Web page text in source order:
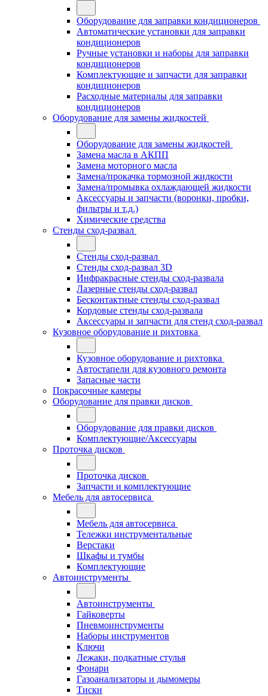
Оборудование для заправки кондиционеров
Автоматические установки для заправки
кондиционеров
Ручные установки и наборы для заправки
кондиционеров
Комплектующие и запчасти для заправки
кондиционеров
Расходные материалы для заправки
кондиционеров
Оборудование для замены жидкостей
Оборудование для замены жидкостей
Замена масла в АКПП
Замена моторного масла
Замена/прокачка тормозной жидкости
Замена/промывка охлаждающей жидкости
Аксессуары и запчасти (воронки, пробки,
фильтры и т.д.)
Химические средства
Стенды сход-развал
Стенды сход-развал
Стенды сход-развал 3D
Инфракрасные стенды сход-развала
Лазерные стенды сход-развал
Бесконтактные стенды сход-развал
Кордовые стенды сход-развала
Аксессуары и запчасти для стенд сход-развал
Кузовное оборудование и рихтовка
Кузовное оборудование и рихтовка
Автостапели для кузовного ремонта
Запасные части
Покрасочные камеры
Оборудование для правки дисков
Оборудование для правки дисков
Комплектующие/Аксессуары
Проточка дисков
Проточка дисков
Запчасти и комплектующие
Мебель для автосервиса
Мебель для автосервиса
Тележки инструментальные
Верстаки
Шкафы и тумбы
Комплектующие
Автоинструменты
Автоинструменты
Гайковерты
Пневмоинструменты
Наборы инструментов
Ключи
Лежаки, подкатные стулья
Фонари
Газоанализаторы и дымомеры
Тиски